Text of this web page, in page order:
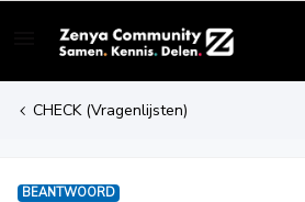
CHECK (Vragenlijsten)
BEANTWOORD